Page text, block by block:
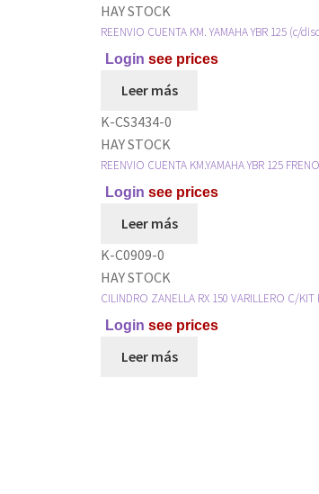
HAY STOCK
REENVIO CUENTA KM. YAMAHA YBR 125 (c/
Login see prices
Leer más
K-CS3434-0
HAY STOCK
REENVIO CUENTA KM.YAMAHA YBR 125
Login see prices
Leer más
K-C0909-0
HAY STOCK
CILINDRO ZANELLA RX 150 VARILLERO C/KIT
Login see prices
Leer más